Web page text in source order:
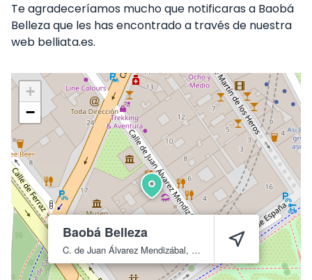
Te agradeceríamos mucho que notificaras a Baobá
Belleza que les has encontrado a través de nuestra
web belliata.es.
Baobá Belleza
C. de Juan Álvarez Mendizábal, 3Madrid 28008
+
−